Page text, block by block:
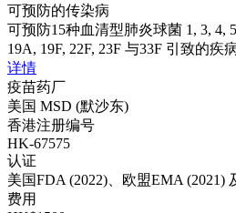
可预防的传染病
可预防15种血清型肺炎球菌 1, 3, 4,
19A, 19F, 22F, 23F 与33F 引致的疾
详情
疫苗药厂
美国 MSD (默沙东)
香港注册编号
HK-67575
认证
美国FDA (2022)、欧盟EMA (2021)
费用